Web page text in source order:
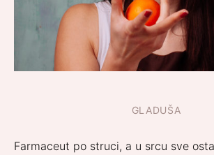
GLADUŠA
Farmaceut po struci, a u srcu sve